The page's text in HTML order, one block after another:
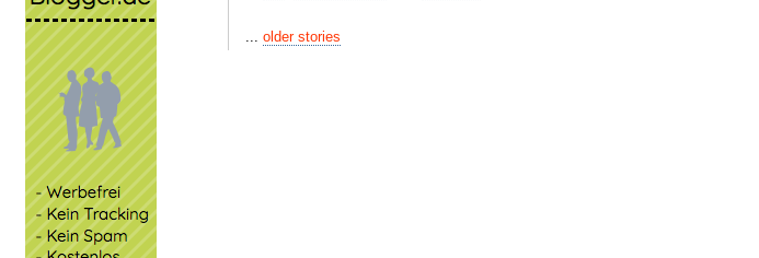
... older stories